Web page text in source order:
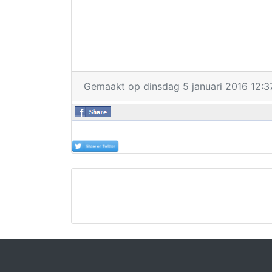
Gemaakt op dinsdag 5 januari 2016